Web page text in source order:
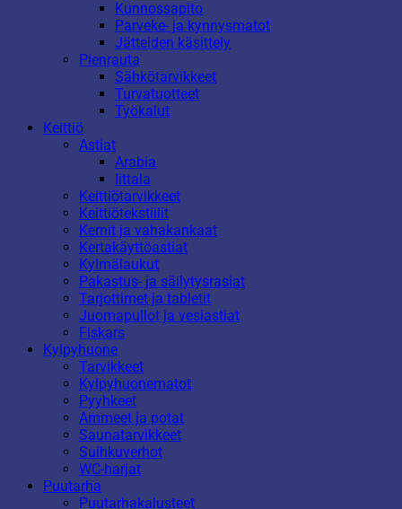
Kunnossapito
Parveke- ja kynnysmatot
Jätteiden käsittely
Pienrauta
Sähkötarvikkeet
Turvatuotteet
Työkalut
Keittiö
Astiat
Arabia
Iittala
Keittiötarvikkeet
Keittiötekstiilit
Kernit ja vahakankaat
Kertakäyttöastiat
Kylmälaukut
Pakastus- ja säilytysrasiat
Tarjottimet ja tabletit
Juomapullot ja vesiastiat
Fiskars
Kylpyhuone
Tarvikkeet
Kylpyhuonematot
Pyyhkeet
Ammeet ja potat
Saunatarvikkeet
Suihkuverhot
WC-harjat
Puutarha
Puutarhakalusteet